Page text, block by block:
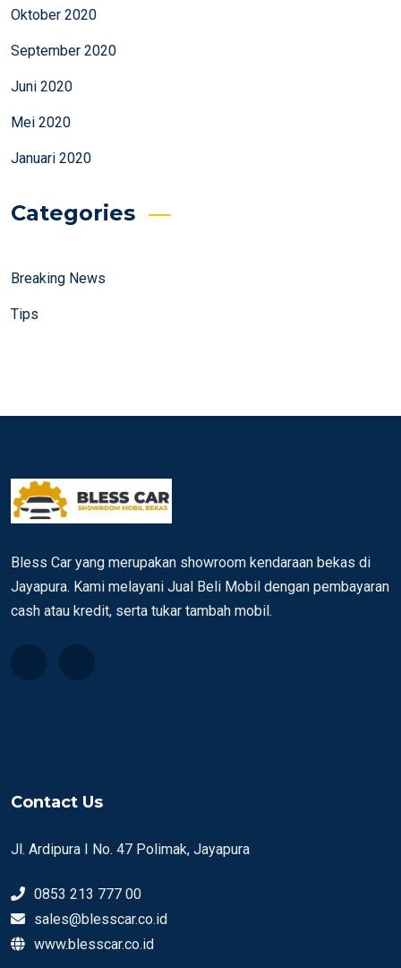
Oktober 2020
September 2020
Juni 2020
Mei 2020
Januari 2020
Categories
Breaking News
Tips
Bless Car yang merupakan showroom kendaraan bekas di
Jayapura. Kami melayani Jual Beli Mobil dengan pembayaran
cash atau kredit, serta tukar tambah mobil.
Contact Us
Jl. Ardipura I No. 47 Polimak, Jayapura
0853 213 777 00
sales@blesscar.co.id
www.blesscar.co.id